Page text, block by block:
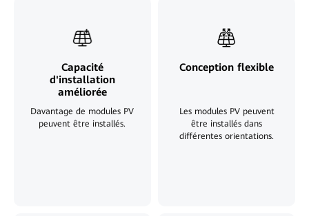
Capacité
d'installation
améliorée
Davantage de modules PV
peuvent être installés.
Conception flexible
Les modules PV peuvent
être installés dans
différentes orientations.